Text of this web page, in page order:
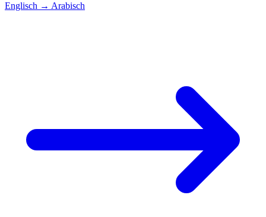
Englisch → Arabisch